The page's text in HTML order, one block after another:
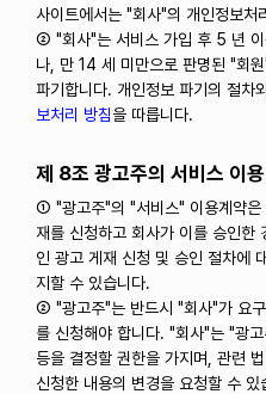
사이트에서는 "회사"의 개인정보처
② "회사"는 서비스 가입 후 5 년 이
나, 만 14 세 미만으로 판명된 "회
파기합니다. 개인정보 파기의 절차
보처리 방침을 따릅니다.
제 8조 광고주의 서비스 이용
① "광고주"의 "서비스" 이용계약은
재를 신청하고 회사가 이를 승인한
인 광고 게재 신청 및 승인 절차에
지할 수 있습니다.
② "광고주"는 반드시 "회사"가 요
를 신청해야 합니다. "회사"는 "광
등을 결정할 권한을 가지며, 관련
신청한 내용의 변경을 요청할 수 있